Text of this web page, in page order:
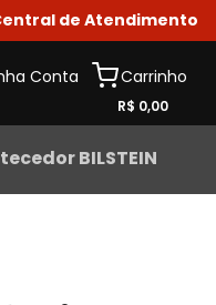
de Atendimento
Conta
R$ 0,00
BILSTEIN